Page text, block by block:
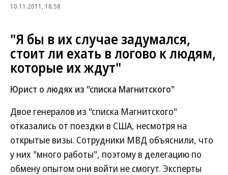
10.11.2011, 18:58
"Я бы в их случае задумался,
стоит ли ехать в логово к людям,
которые их ждут"
Юрист о людях из "списка Магнитского"
Двое генералов из "списка Магнитского"
отказались от поездки в США, несмотря на
открытые визы. Сотрудники МВД объяснили, что
у них "много работы", поэтому в делегацию по
обмену опытом они войти не смогут. Эксперты